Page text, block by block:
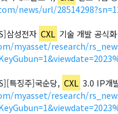
news/url/
삼성전자 CXL 기술 개발 공식
myasset/research/
특징주]국순당, CXL 3.0 IP개
myasset/research/